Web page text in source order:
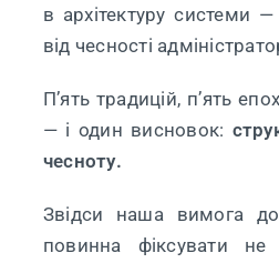
в архітектуру системи
від чесності
П’ять традицій, п’ять
— і один висновок:
чесноту.
Звідси наша вимога
повинна фіксувати